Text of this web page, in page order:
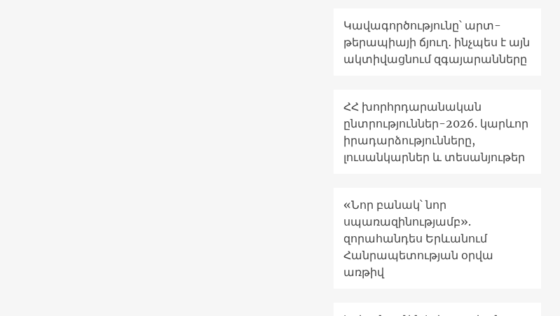
Կավագործությունը՝ արտ-
թերապիայի ճյուղ․ ինչպես է այն
ակտիվացնում զգայարանները
ՀՀ խորհրդարանական
ընտրություններ-2026. կարևոր
իրադարձությունները,
լուսանկարներ և տեսանյութեր
«Նոր բանակ՝ նոր
սպառազինությամբ».
զորահանդես Երևանում
Հանրապետության օրվա
առթիվ